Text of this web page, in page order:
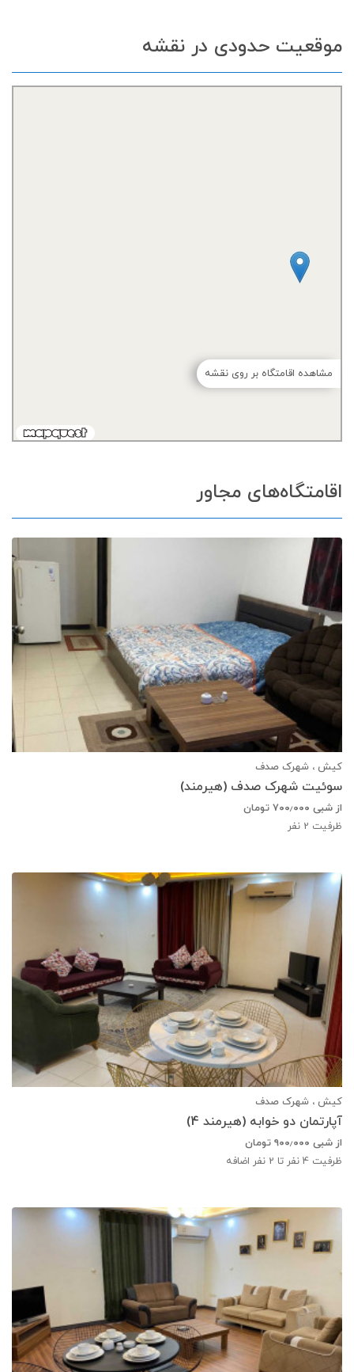
موقعیت حدودی در نقشه
مشاهده اقامتگاه بر روی نقشه
اقامتگاه‌های مجاور
کیش ، شهرک صدف
سوئیت شهرک صدف (هیرمند)
از شبی ۷۰۰٫۰۰۰ تومان
ظرفیت 2 نفر
کیش ، شهرک صدف
آپارتمان دو خوابه (هیرمند 4)
از شبی ۹۰۰٫۰۰۰ تومان
ظرفیت 4 نفر تا 2 نفر اضافه